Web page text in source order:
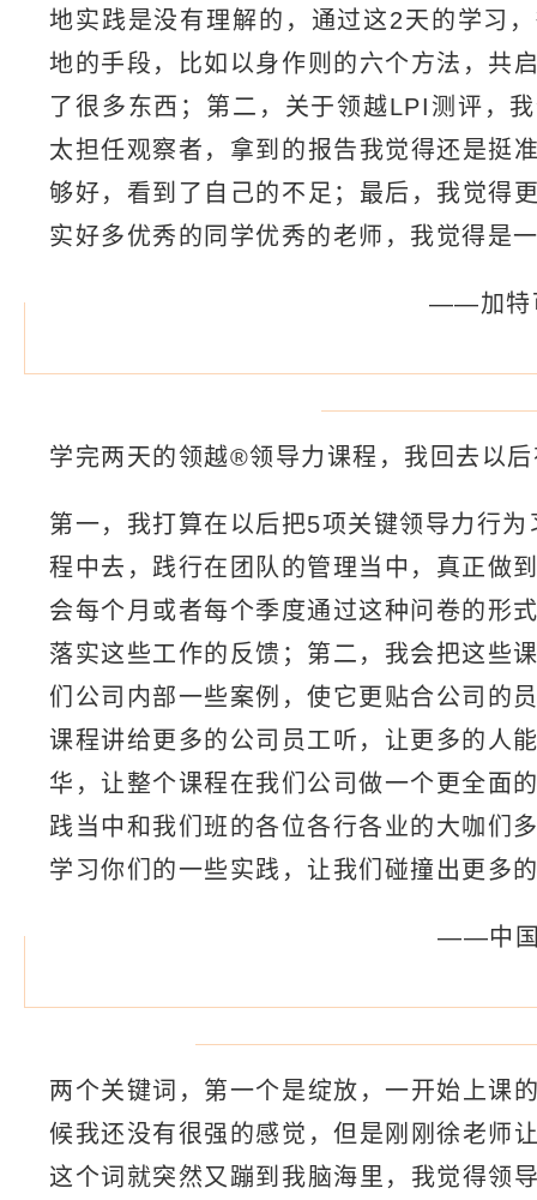
地实践是没有理解的，通过这2天的学习
地的手段，比如以身作则的六个方法，共
了很多东西；第二，关于领越LPI测评，
太担任观察者，拿到的报告我觉得还是挺
够好，看到了自己的不足；最后，我觉得
实好多优秀的同学优秀的老师，我觉得是
——加特
学完两天的领越®领导力课程，我回去以
第一，我打算在以后把5项关键领导力行
程中去，践行在团队的管理当中，真正做
会每个月或者每个季度通过这种问卷的形
落实这些工作的反馈；第二，我会把这些
们公司内部一些案例，使它更贴合公司的
课程讲给更多的公司员工听，让更多的人
华，让整个课程在我们公司做一个更全面
践当中和我们班的各位各行各业的大咖们
学习你们的一些实践，让我们碰撞出更多
——中国
两个关键词，第一个是绽放，一开始上课
候我还没有很强的感觉，但是刚刚徐老师
这个词就突然又蹦到我脑海里，我觉得领